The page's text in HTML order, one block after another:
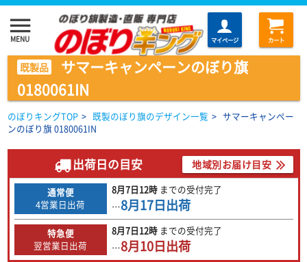
menu
MENU マイページ カート
既製品
サマーキャンペーンのぼり旗
0180061IN
のぼりキングTOP > 既製のぼり旗のデザイン一覧 > サマーキャンペー
ンのぼり旗 0180061IN
出荷日の目安 地域別お届け目安
通常便
4営業日出荷
8月7日12時 までの受付完了
…8月17日出荷
特急便
翌営業日出荷
8月7日12時 までの受付完了
…8月10日出荷